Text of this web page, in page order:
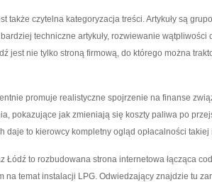
także czytelna kategoryzacja treści. Artykuły są
techniczne artykuły, rozwiewanie wątpliwości
jest nie tylko stroną firmową, do którego można
promuje realistyczne spojrzenie na finanse
pokazujące jak zmieniają się koszty paliwa po
daje to kierowcy kompletny ogląd opłacalności takiej
Łódź to rozbudowana strona internetowa łącząca
na temat instalacji LPG. Odwiedzający znajdzie tu